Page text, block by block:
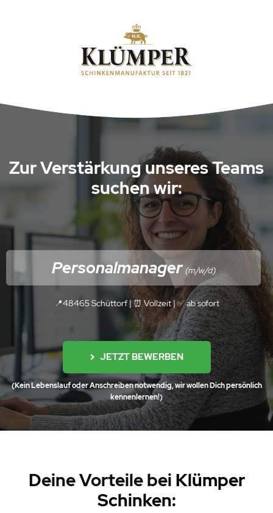
Zur Verstärkung unseres Teams
suchen wir:
Personalmanager(m/w/d)
📍48465 Schüttorf | ⏰ Vollzeit |✅ab sofort
JETZT BEWERBEN
(Kein Lebenslauf oder Anschreiben notwendig, wir wollen Dich persönlich
kennenlernen!)
Deine Vorteile bei Klümper
Schinken: